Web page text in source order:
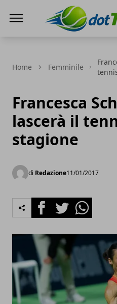
Home Femminile
Francesca
lascerà il
stagione
di Redazione11/01/2017
FacebookTwitterWhatsapp